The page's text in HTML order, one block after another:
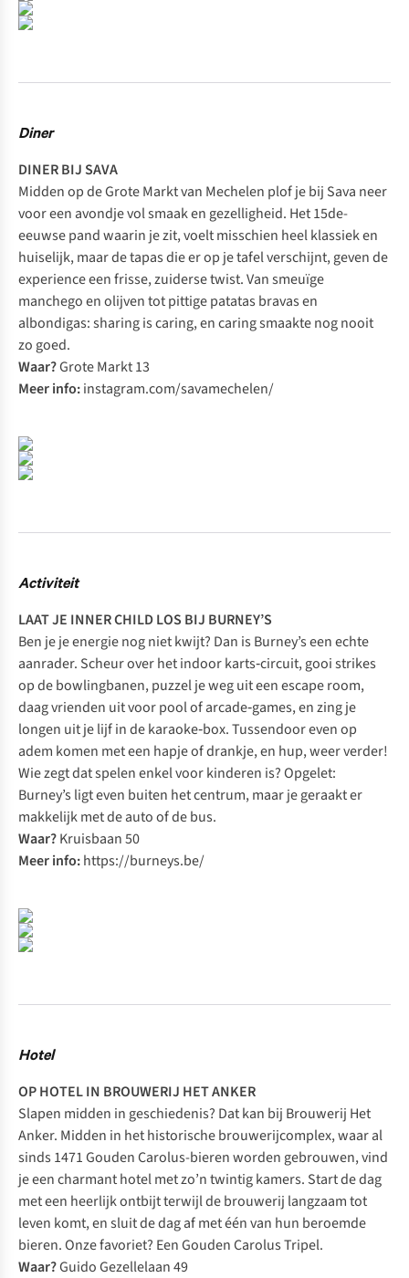
Diner
DINER BIJ SAVA
Midden op de Grote Markt van Mechelen plof je bij Sava neer
voor een avondje vol smaak en gezelligheid. Het 15de-
eeuwse pand waarin je zit, voelt misschien heel klassiek en
huiselijk, maar de tapas die er op je tafel verschijnt, geven de
experienceeen frisse, zuiderse twist. Van smeuïge
manchego en olijven tot pittige patatas bravas en
albondigas:sharing is caring, encaringsmaakte nog nooit
zo goed.
Waar?Grote Markt 13
Meer info:instagram.com/savamechelen/
Activiteit
LAAT JE INNER CHILD LOS BIJ BURNEY’S
Ben je je energie nog niet kwijt? Dan is Burney’seen echte
aanrader. Scheur over het indoor karts‑circuit, gooi strikes
op de bowlingbanen, puzzel je weg uit een escape room,
daag vrienden uit voor pool of arcade‑games, en zing je
longen uit je lijf in de karaoke‑box. Tussendoor even op
adem komen met een hapje of drankje, en hup, weer verder!
Wie zegt dat spelen enkel voor kinderen is? Opgelet:
Burney’s ligt even buiten het centrum, maar je geraakt er
makkelijk met de auto of de bus.
Waar?Kruisbaan 50
Meer info:https://burneys.be/
Hotel
OP HOTEL IN BROUWERIJ HET ANKER
Slapen midden in geschiedenis? Dat kan bij Brouwerij Het
Anker. Midden in het historische brouwerijcomplex, waar al
sinds 1471 Gouden Carolus-bieren worden gebrouwen, vind
je een charmant hotel met zo’n twintig kamers. Start de dag
met een heerlijk ontbijt terwijl de brouwerij langzaam tot
leven komt, en sluit de dag af met één van hun beroemde
bieren. Onze favoriet? Een Gouden Carolus Tripel.
Waar?Guido Gezellelaan 49